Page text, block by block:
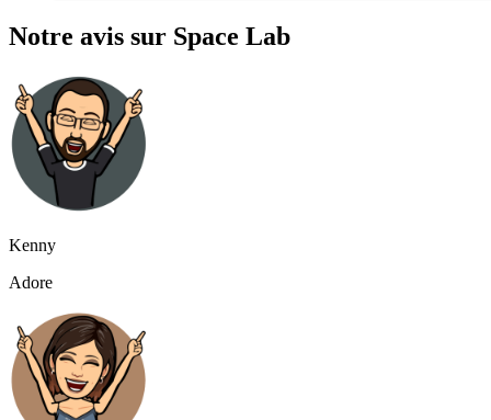
Notre avis sur Space Lab
Kenny
Adore